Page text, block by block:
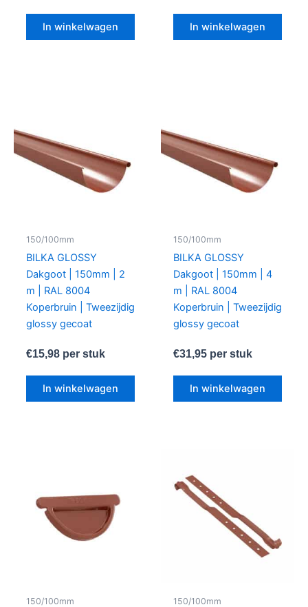
In winkelwagen In winkelwagen
150/100mm
BILKA GLOSSY
Dakgoot | 150mm | 2
m | RAL 8004
Koperbruin | Tweezijdig
glossy gecoat
€15,98per stuk
In winkelwagen
150/100mm
BILKA GLOSSY
Dakgoot | 150mm | 4
m | RAL 8004
Koperbruin | Tweezijdig
glossy gecoat
€31,95per stuk
In winkelwagen
150/100mm 150/100mm